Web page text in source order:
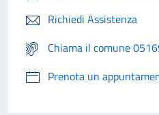
Richiedi Assistenza
Chiama il comune
Prenota un